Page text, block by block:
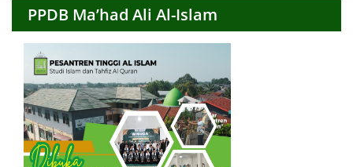
PPDB Ma’had Ali Al-Islam